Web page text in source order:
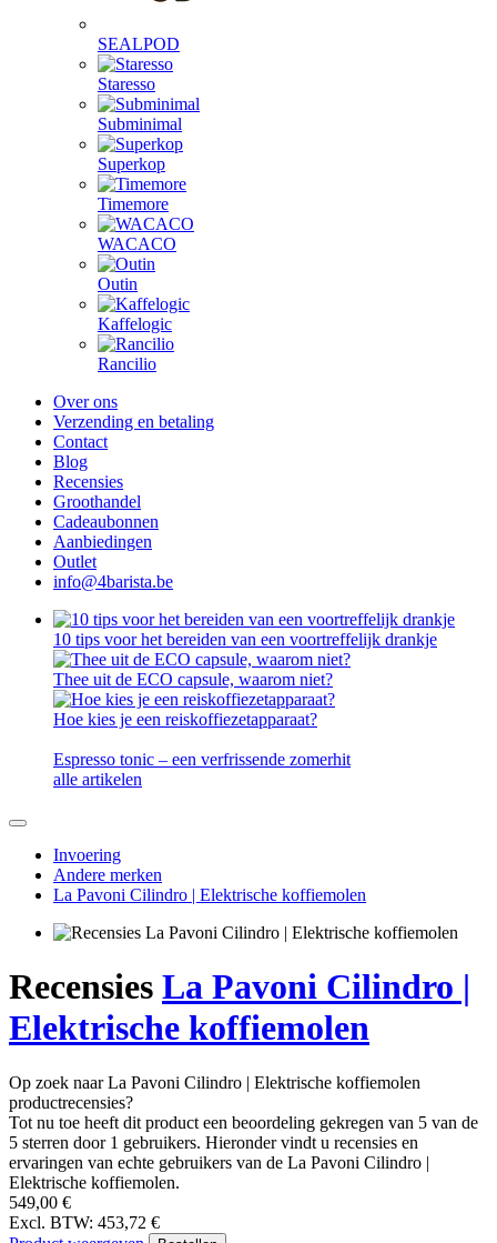
SEALPOD
Staresso
Subminimal
Superkop
Timemore
WACACO
Outin
Kaffelogic
Rancilio
Over ons
Verzending en betaling
Contact
Blog
Recensies
Groothandel
Cadeaubonnen
Aanbiedingen
Outlet
info@4barista.be
10 tips voor het bereiden van een voortreffelijk drankje
Thee uit de ECO capsule, waarom niet?
Hoe kies je een reiskoffiezetapparaat?
Espresso tonic – een verfrissende zomerhit
alle artikelen
Invoering
Andere merken
La Pavoni Cilindro | Elektrische koffiemolen